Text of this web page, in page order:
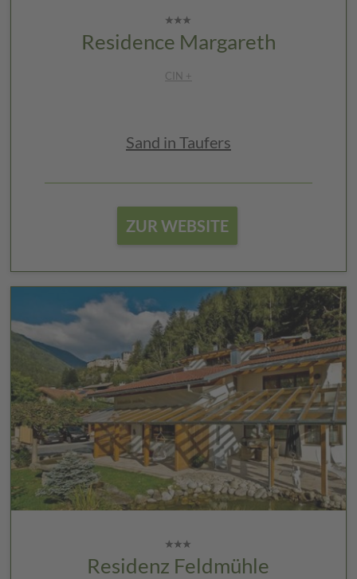
Residence Margareth
CIN +
Sand in Taufers
ZUR WEBSITE
Residenz Feldmühle